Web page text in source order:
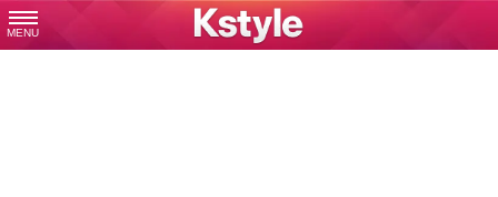
MENU